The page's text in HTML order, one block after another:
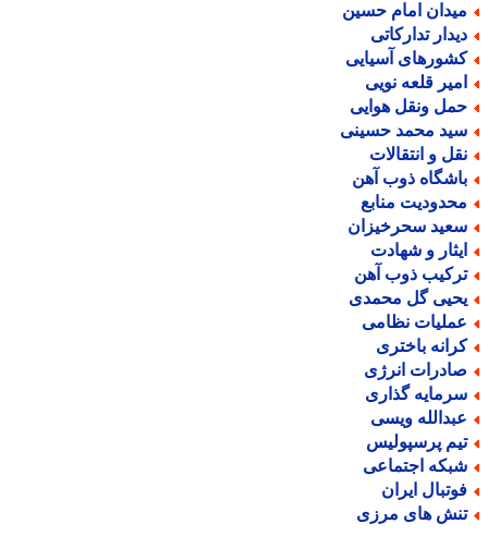
امام حسین
تدارکاتی
آسیایی
قلعه نویی
ونقل هوایی
محمد حسینی
و انتقالات
ذوب آهن
منابع
سحرخیزان
و شهادت
ذوب آهن
گل محمدی
نظامی
باختری
انرژی
گذاری
ویسی
پرسپولیس
اجتماعی
ایران
های مرزی